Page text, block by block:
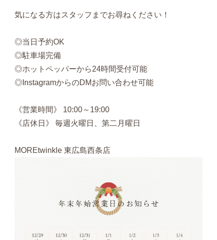
気になる方はスタッフまでお尋ねください！
◎当日予約OK
◎駐車場完備
◎ホットペッパーから24時間受付可能
◎InstagramからのDMお問い合わせ可能
《営業時間》 10:00～19:00
《店休日》 毎週火曜日、第二月曜日
MOREtwinkle 東広島西条店